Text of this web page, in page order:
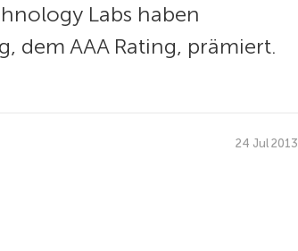
Labs haben
dem AAA Rating, prämiert.
24 Jul 2013